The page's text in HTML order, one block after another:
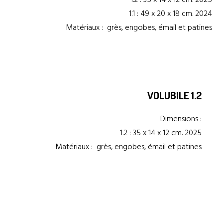
1.1 : 49 x 20 x 18 cm. 2024
Matériaux : grès, engobes, émail et patines
VOLUBILE 1.2
Dimensions :
1.2 : 35 x 14 x 12 cm. 2025
Matériaux : grès, engobes, émail et patines